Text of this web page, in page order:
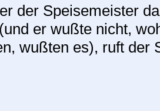
der Speisemeister
er wußte nicht,
wußten es), ruft der